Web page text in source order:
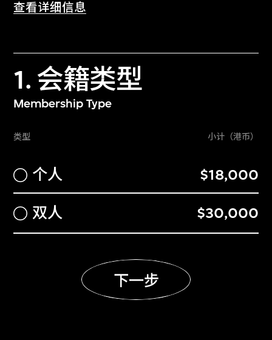
可携同宾客无限次使用M+会员会馆
同指定数目之宾客免费参观^
参与M+专属参观时段参观所有展厅，每
次可携同宾客入场（宾客须持有效门票*
可携同宾客使用优先专用通道入场展览。
持有效门票方可进场
免费欣赏四场指定放映节目
于光影铭谢墙（不适用于M+青年赞助人
会籍及透过企业赞助而获得的赞助人会
籍）及M+年报留名致谢（不适用于透过
企业赞助而获得的赞助人会籍）
购买门票可享低至半价优惠*（折扣门票
查看详细信息
1. 会籍类型
Membership Type
类型 小计（港币）
个人 小计（港
$18,000
双人 小计（港
$30,000
下一步